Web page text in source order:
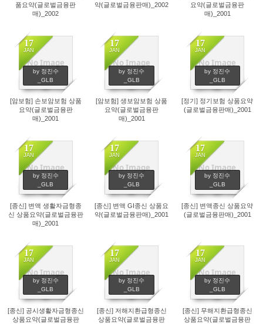
품요약(글로벌금융판
매)_2002
약(글로벌금융판매)_2002
요약(글로벌금융판
매)_2001
No Image
17
JAN
by 정진수
_GLB
218
[암보험] 손보암보험 상품
요약(글로벌금융판
매)_2001
No Image
17
JAN
by 정진수
_GLB
146
[암보험] 생보암보험 상품
요약(글로벌금융판
매)_2001
No Image
17
JAN
by 정진수
_GLB
130
[정기] 정기보험 상품요약
(글로벌금융판매)_2001
No Image
17
JAN
by 정진수
_GLB
46
[종신] 변액 생활자금형종
신 상품요약(글로벌금융판
매)_2001
No Image
17
JAN
by 정진수
_GLB
31
[종신] 변액 GI종신 상품요
약(글로벌금융판매)_2001
No Image
17
JAN
by 정진수
_GLB
36
[종신] 변액종신 상품요약
(글로벌금융판매)_2001
No Image
17
JAN
by 정진수
_GLB
58
[종신] 공시생활자금형종신
상품요약(글로벌금융판
No Image
17
JAN
by 정진수
_GLB
222
[종신] 저해지환급형종신
상품요약(글로벌금융판
No Image
17
JAN
by 정진수
_GLB
111
[종신] 무해지환급형종신
상품요약(글로벌금융판